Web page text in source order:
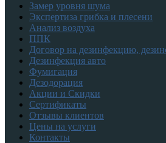
Замер уровня шума
Экспертиза грибка и плесени
Анализ воздуха
ППК
Договор на дезинфекцию,
Дезинфекция авто
Фумигация
Дезодорация
Акции и Скидки
Сертификаты
Отзывы клиентов
Цены на услуги
Контакты